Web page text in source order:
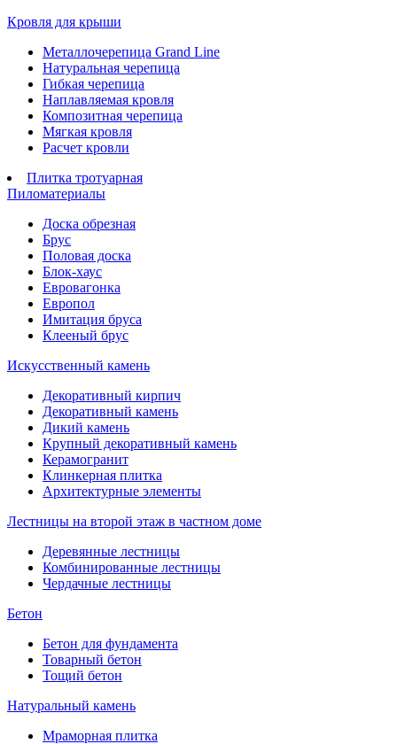
Кровля для крыши
Металлочерепица Grand Line
Натуральная черепица
Гибкая черепица
Наплавляемая кровля
Композитная черепица
Мягкая кровля
Расчет кровли
Плитка тротуарная
Пиломатериалы
Доска обрезная
Брус
Половая доска
Блок-хаус
Евровагонка
Европол
Имитация бруса
Клееный брус
Искусственный камень
Декоративный кирпич
Декоративный камень
Дикий камень
Крупный декоративный камень
Керамогранит
Клинкерная плитка
Архитектурные элементы
Лестницы на второй этаж в частном доме
Деревянные лестницы
Комбинированные лестницы
Чердачные лестницы
Бетон
Бетон для фундамента
Товарный бетон
Тощий бетон
Натуральный камень
Мраморная плитка